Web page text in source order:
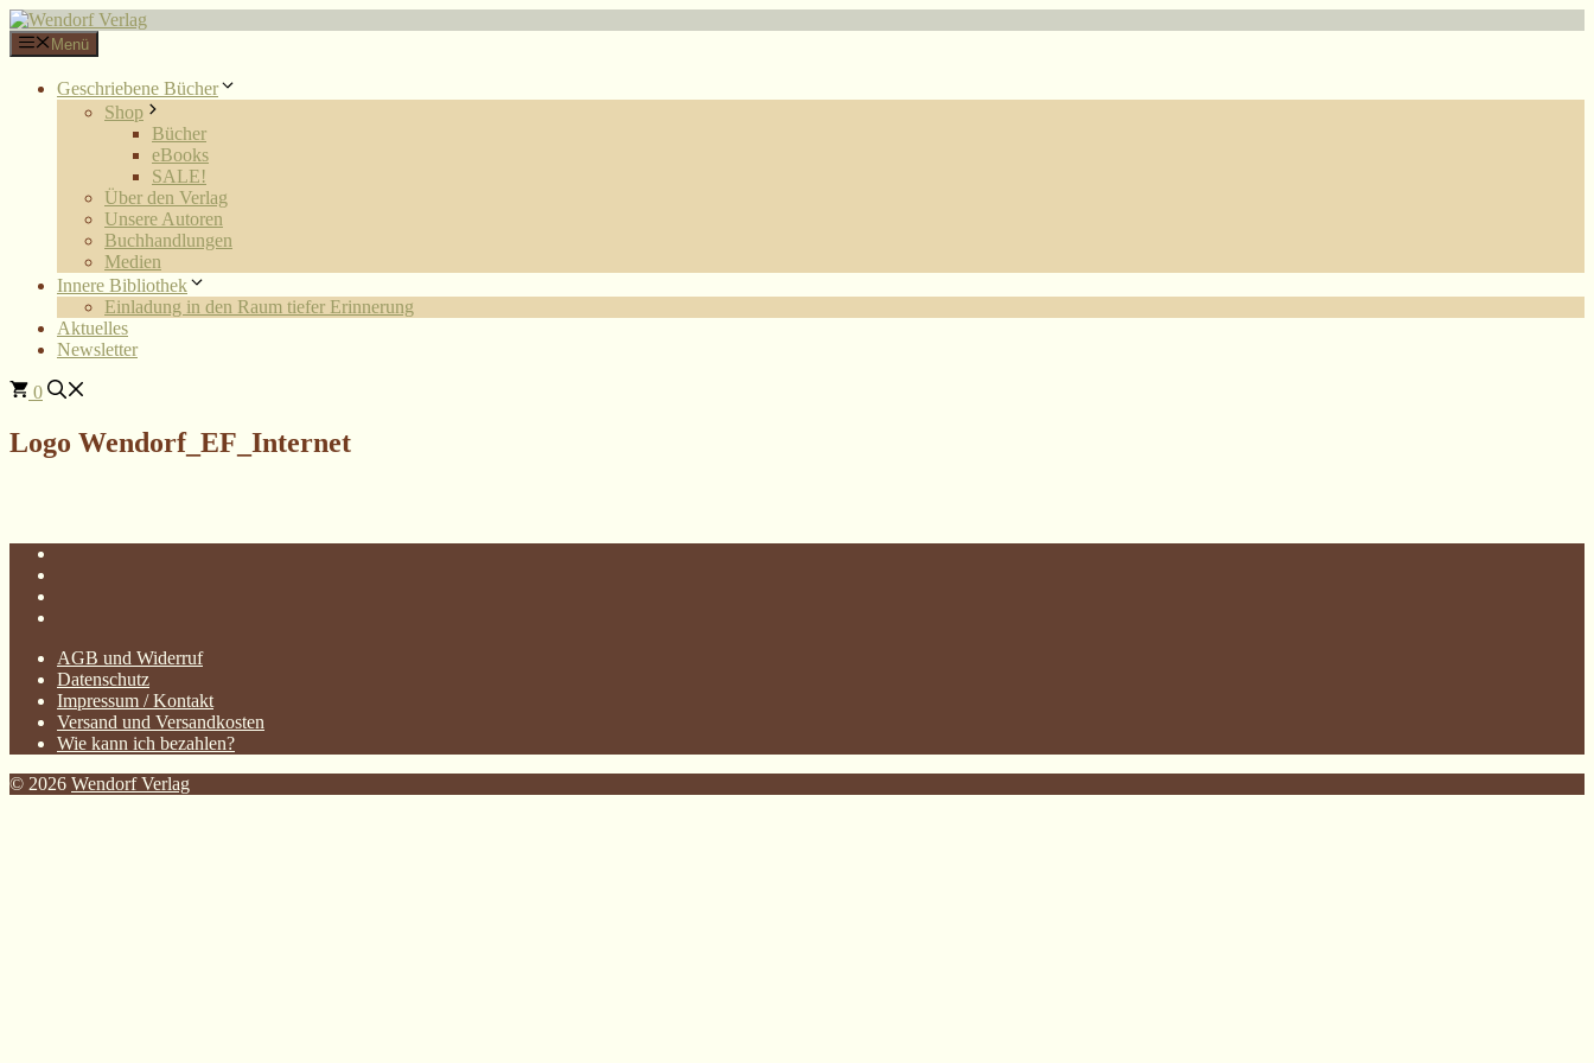
Zum
Inhalt
springen
Menü
Geschriebene Bücher
Shop
Bücher
eBooks
SALE!
Über den Verlag
Unsere Autoren
Buchhandlungen
Medien
Innere Bibliothek
Einladung in den Raum tiefer Erinnerung
Aktuelles
Newsletter
0
Logo Wendorf_EF_Internet
AGB und Widerruf
Datenschutz
Impressum / Kontakt
Versand und Versandkosten
Wie kann ich bezahlen?
© 2026 Wendorf Verlag